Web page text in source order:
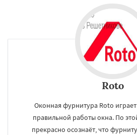
Roto
Оконная фурнитура Roto
правильной работы окна. По
прекрасно осознаёт, что